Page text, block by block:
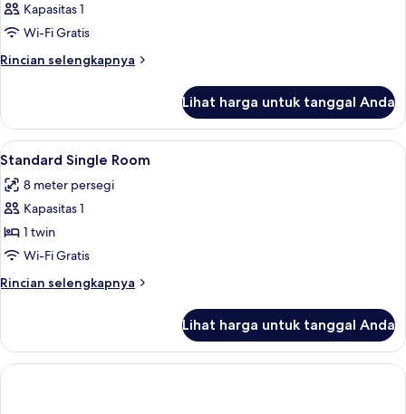
Kapasitas 1
Wi-Fi Gratis
Rincian selengkapnya
Rincian
Kamar
Lihat harga untuk tanggal Anda
Lihat
semua
foto
untuk
Standard
Single
Room
Seprai premium, tempat tidur Select
16
Standard Single Room
8 meter persegi
Kapasitas 1
1 twin
Wi-Fi Gratis
Rincian selengkapnya
Rincian
Standard
Single
Room
Lihat harga untuk tanggal Anda